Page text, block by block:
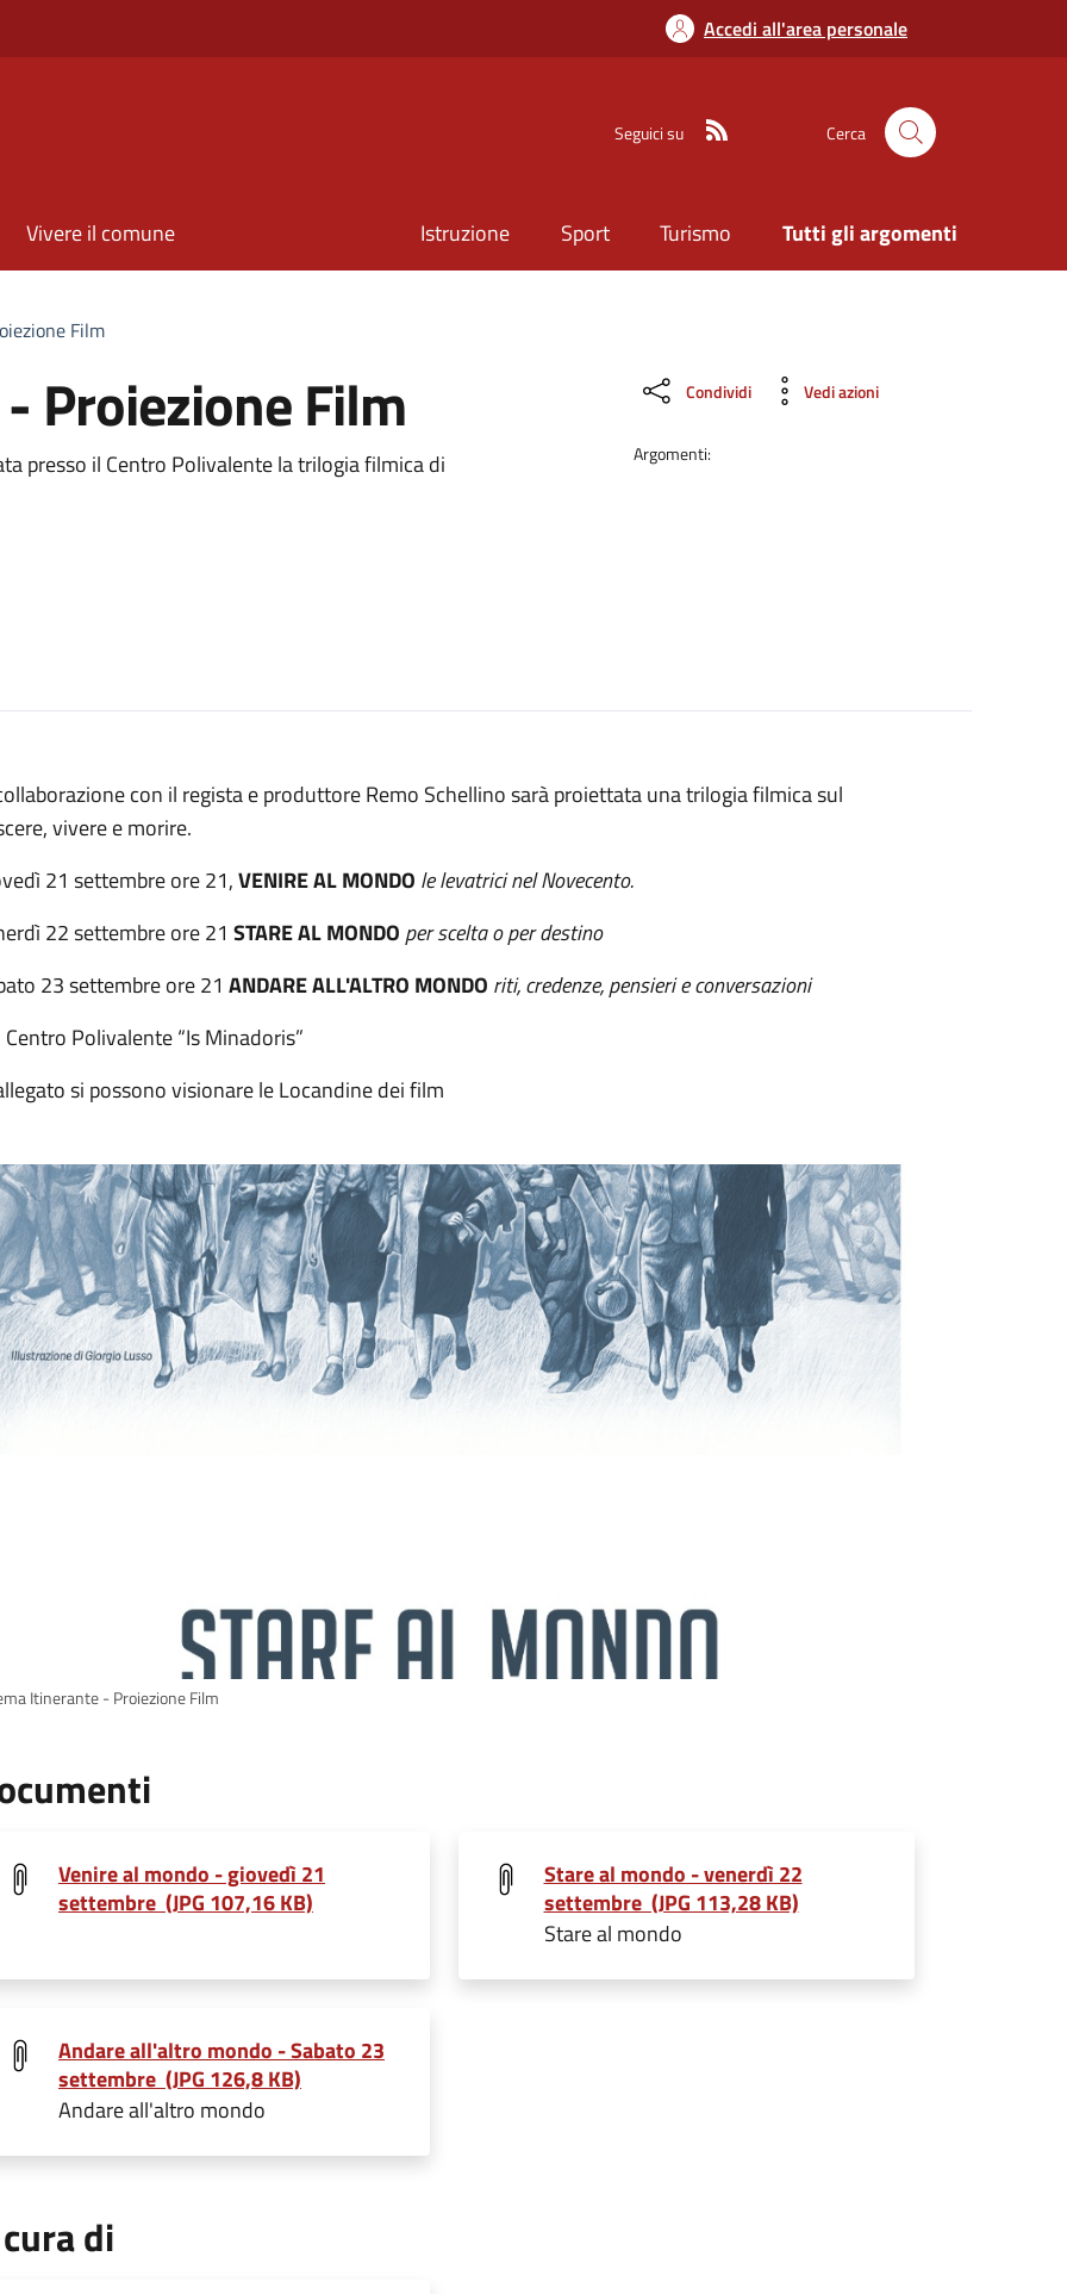
Accedi all'area personale
Seguici su Cerca
Vivere il comune Istruzione Sport Turismo Tutti gli argomenti
Film
Proiezione Film
presso il Centro Polivalente la trilogia filmica di
Condividi Vedi azioni
Argomenti:
con il regista e produttore Remo Schellino sarà proiettata una trilogia filmica sul
vivere e morire.
21 settembre ore 21,VENIRE AL MONDO le levatrici nel Novecento.
22 settembre ore 21 STARE AL MONDO per scelta o per destino
23 settembre ore 21 ANDARE ALL'ALTRO MONDO riti, credenze, pensieri e conversazioni
Polivalente “Is Minadoris”
si possono visionare le Locandine dei film
Itinerante - Proiezione Film
Venire al mondo - giovedì 21
settembre (JPG 107,16 KB)
Stare al mondo - venerdì 22
settembre (JPG 113,28 KB)
Stare al mondo
Andare all'altro mondo - Sabato 23
settembre (JPG 126,8 KB)
Andare all'altro mondo
di